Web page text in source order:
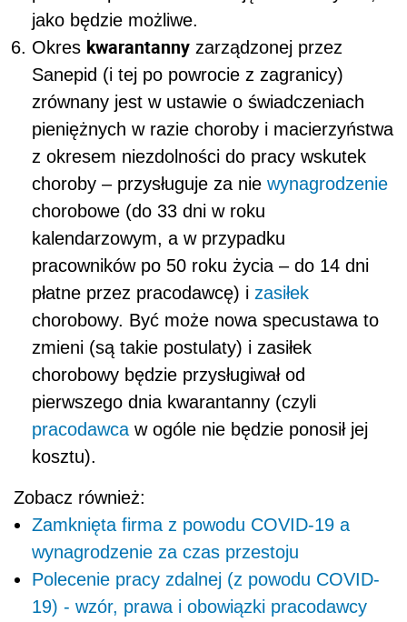
jako będzie możliwe.
Okres kwarantanny zarządzonej przez
Sanepid (i tej po powrocie z zagranicy)
zrównany jest w ustawie o świadczeniach
pieniężnych w razie choroby i macierzyństwa
z okresem niezdolności do pracy wskutek
choroby – przysługuje za nie wynagrodzenie
chorobowe (do 33 dni w roku
kalendarzowym, a w przypadku
pracowników po 50 roku życia – do 14 dni
płatne przez pracodawcę) i zasiłek
chorobowy. Być może nowa specustawa to
zmieni (są takie postulaty) i zasiłek
chorobowy będzie przysługiwał od
pierwszego dnia kwarantanny (czyli
pracodawca w ogóle nie będzie ponosił jej
kosztu).
Zobacz również:
Zamknięta firma z powodu COVID-19 a
wynagrodzenie za czas przestoju
Polecenie pracy zdalnej (z powodu COVID-
19) - wzór, prawa i obowiązki pracodawcy